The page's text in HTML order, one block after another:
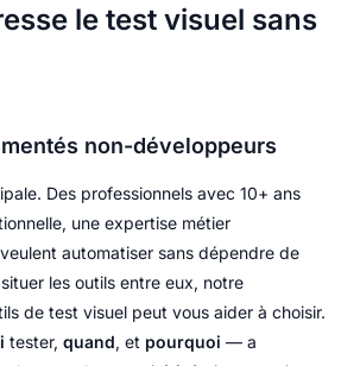
le test visuel sans
non-développeurs
Des professionnels avec 10+ ans
une expertise métier
automatiser sans dépendre de
les outils entre eux, notre
de test visuel peut vous aider à choisir.
tester, quand, et pourquoi — a